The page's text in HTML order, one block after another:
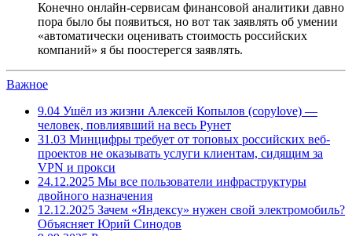
Конечно онлайн-сервисам финансовой аналитики давно
пора было бы появиться, но вот так заявлять об умении
«автоматически оценивать стоимость российских
компаний» я бы поостерегся заявлять.
Важное
9.04 Ушёл из жизни Алексей Копылов (copylove) —
человек, повлиявший на весь Рунет
31.03 Минцифры требует от топовых российских веб-
проектов не оказывать услуги клиентам, сидящим за
VPN и прокси
24.12.2025 Мы все пользователи инфраструктуры
двойного назначения
12.12.2025 Зачем «Яндексу» нужен свой электромобиль?
Объясняет Юрий Синодов